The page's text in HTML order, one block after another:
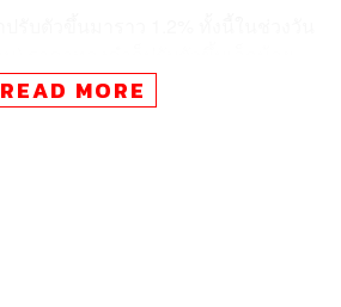
หลังจากที่ทำจุดต่ำสุดไปเมื่อเดือน
จากการที่ Fed ให้สัญญาณเกี่ยวกับ
READ MORE